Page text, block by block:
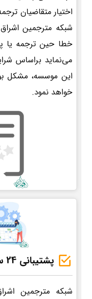
اختیار متقاضیان
شبکه مترجمین
خطا حین ترجمه یا
می‌نماید براساس
این موسسه، مشکل
خواهد نمود.
پشتیبانی 24 ساعته
شبکه مترجمین